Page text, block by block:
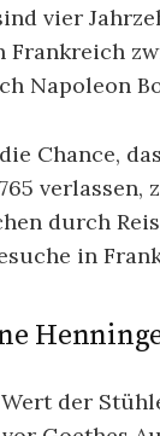
vier
Napoleon
Chance,
durch
in
der